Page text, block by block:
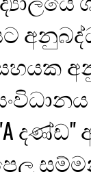
දණ්ඩ"